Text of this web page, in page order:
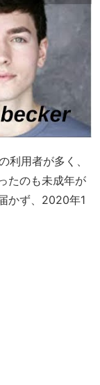
利用者が多く、
たのも未成年が
かず、2020年1